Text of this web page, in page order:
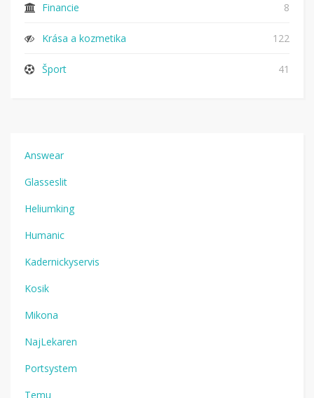
Financie 8
Krása a kozmetika 122
Šport 41
Answear
Glasseslit
Heliumking
Humanic
Kadernickyservis
Kosik
Mikona
NajLekaren
Portsystem
Temu